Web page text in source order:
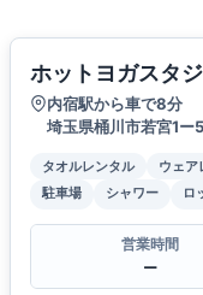
ホットヨガスタ
内宿駅から車で8分
埼玉県桶川市若宮1
タオルレンタル ウェア
駐車場
シャワー ロ
営業時間
ー